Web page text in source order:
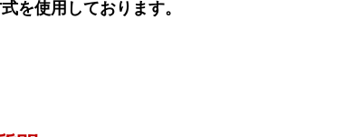
を使用しております。